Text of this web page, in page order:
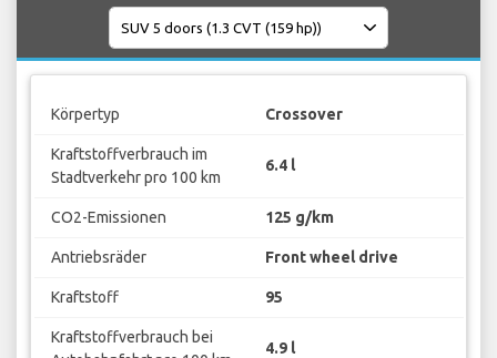
Körpertyp Crossover
Kraftstoffverbrauch im
Stadtverkehr pro 100 km
6.4 l
CO2-Emissionen 125 g/km
Antriebsräder Front wheel drive
Kraftstoff 95
Kraftstoffverbrauch bei
4.9 l